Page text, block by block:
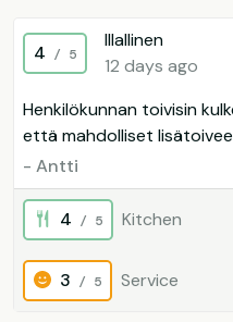
4 / 5
Illallinen
12 days ago
Henkilökunnan toivisin
että mahdolliset
- Antti
4 / 5 Kitchen
3 / 5 Service